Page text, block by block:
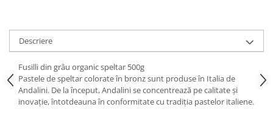
Descriere
Fusilli din grâu organic speltar 500g
Pastele de speltar colorate în bronz sunt produse în Italia de
Andalini. De la început, Andalini se concentrează pe calitate și
inovație, întotdeauna în conformitate cu tradiția pastelor italiene.